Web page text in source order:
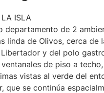
LA ISLA
departamento de 2
linda de Olivos, cerca de
Libertador y del polo
de piso a
vistas al verde del
que se continúa